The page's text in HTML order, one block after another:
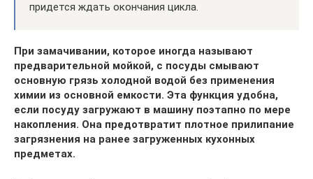
придется ждать окончания цикла.
При замачивании, которое иногда называют
предварительной мойкой, с посуды смывают
основную грязь холодной водой без применения
химии из основной емкости. Эта функция удобна,
если посуду загружают в машину поэтапно по мере
накопления. Она предотвратит плотное прилипание
загрязнения на ранее загруженных кухонных
предметах.